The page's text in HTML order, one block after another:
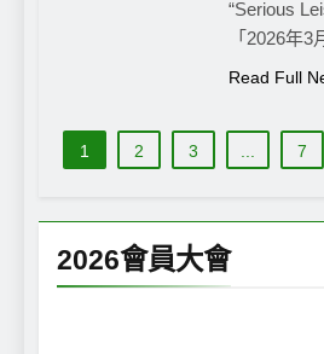
“Serious
「2026年
Read Full
1 2 3 7
2026會員大會